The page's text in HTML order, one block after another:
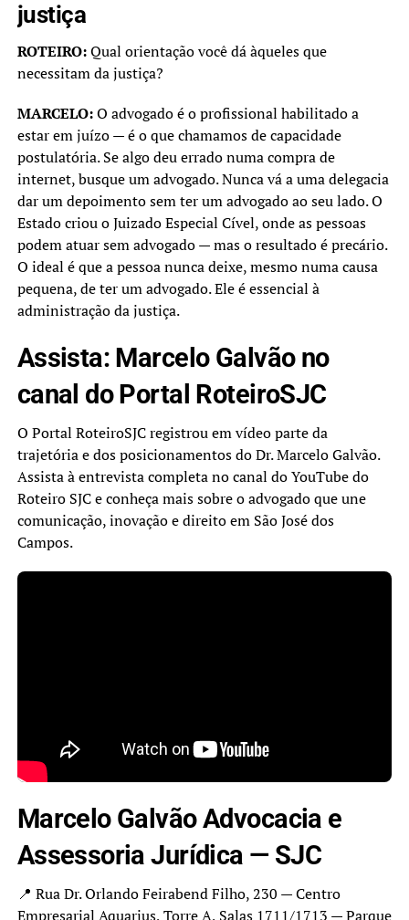
justiça
ROTEIRO:Qual orientação você dá àqueles que
necessitam da justiça?
MARCELO:O advogado é o profissional habilitado a
estar em juízo — é o que chamamos de capacidade
postulatória. Se algo deu errado numa compra de
internet, busque um advogado. Nunca vá a uma delegacia
dar um depoimento sem ter um advogado ao seu lado. O
Estado criou o Juizado Especial Cível, onde as pessoas
podem atuar sem advogado — mas o resultado é precário.
O ideal é que a pessoa nunca deixe, mesmo numa causa
pequena, de ter um advogado. Ele é essencial à
administração da justiça.
Assista: Marcelo Galvão no
canal do Portal RoteiroSJC
O Portal RoteiroSJC registrou em vídeo parte da
trajetória e dos posicionamentos do Dr. Marcelo Galvão.
Assista à entrevista completa no canal do YouTube do
Roteiro SJC e conheça mais sobre o advogado que une
comunicação, inovação e direito em São José dos
Campos.
Marcelo Galvão Advocacia e
Assessoria Jurídica — SJC
📍 Rua Dr. Orlando Feirabend Filho, 230 — Centro
Empresarial Aquarius, Torre A, Salas 1711/1713 — Parque